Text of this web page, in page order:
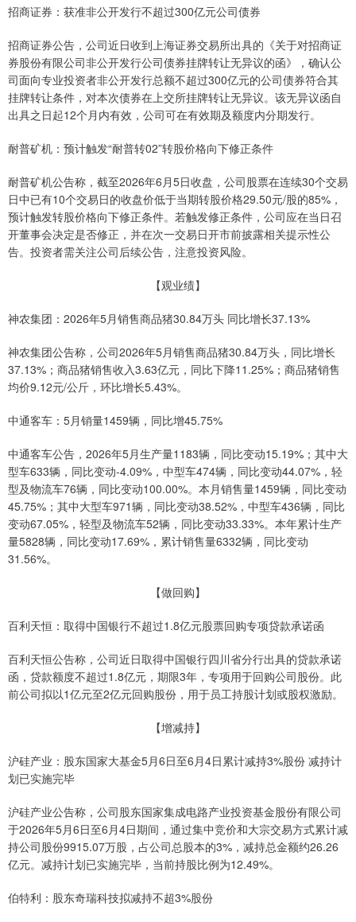
招商证券：获准非公开发行不超过300亿元公司债券
招商证券公告，公司近日收到上海证券交易所出具的《关于对招商证
券股份有限公司非公开发行公司债券挂牌转让无异议的函》，确认公
司面向专业投资者非公开发行总额不超过300亿元的公司债券符合其
挂牌转让条件，对本次债券在上交所挂牌转让无异议。该无异议函自
出具之日起12个月内有效，公司可在有效期及额度内分期发行。
耐普矿机：预计触发“耐普转02”转股价格向下修正条件
耐普矿机公告称，截至2026年6月5日收盘，公司股票在连续30个交易
日中已有10个交易日的收盘价低于当期转股价格29.50元/股的85%，
预计触发转股价格向下修正条件。若触发修正条件，公司应在当日召
开董事会决定是否修正，并在次一交易日开市前披露相关提示性公
告。投资者需关注公司后续公告，注意投资风险。
【观业绩】
神农集团：2026年5月销售商品猪30.84万头 同比增长37.13%
神农集团公告称，公司2026年5月销售商品猪30.84万头，同比增长
37.13%；商品猪销售收入3.63亿元，同比下降11.25%；商品猪销售
均价9.12元/公斤，环比增长5.43%。
中通客车：5月销量1459辆，同比增45.75%
中通客车公告，2026年5月生产量1183辆，同比变动15.19%；其中大
型车633辆，同比变动-4.09%，中型车474辆，同比变动44.07%，轻
型及物流车76辆，同比变动100.00%。本月销售量1459辆，同比变动
45.75%；其中大型车971辆，同比变动38.52%，中型车436辆，同比
变动67.05%，轻型及物流车52辆，同比变动33.33%。本年累计生产
量5828辆，同比变动17.69%，累计销售量6332辆，同比变动
31.56%。
【做回购】
百利天恒：取得中国银行不超过1.8亿元股票回购专项贷款承诺函
百利天恒公告称，公司近日取得中国银行四川省分行出具的贷款承诺
函，贷款额度不超过1.8亿元，期限3年，专项用于回购公司股份。此
前公司拟以1亿元至2亿元回购股份，用于员工持股计划或股权激励。
【增减持】
沪硅产业：股东国家大基金5月6日至6月4日累计减持3%股份 减持计
划已实施完毕
沪硅产业公告称，公司股东国家集成电路产业投资基金股份有限公司
于2026年5月6日至6月4日期间，通过集中竞价和大宗交易方式累计减
持公司股份9915.07万股，占公司总股本的3%，减持总金额约26.26
亿元。减持计划已实施完毕，当前持股比例为12.49%。
伯特利：股东奇瑞科技拟减持不超3%股份